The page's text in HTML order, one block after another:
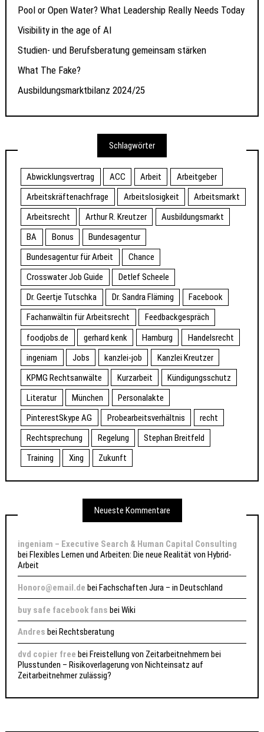
Pool or Open Water? What Leadership Really Needs Today
Visibility in the age of AI
Studien- und Berufsberatung gemeinsam stärken
What The Fake?
Ausbildungsmarktbilanz 2024/25
Schlagwörter
Abwicklungsvertrag ACC Arbeit
Arbeitgeber
Arbeitskräftenachfrage
Arbeitslosigkeit
Arbeitsmarkt
Arbeitsrecht
Arthur R. Kreutzer
Ausbildungsmarkt
BA
Bonus
Bundesagentur
Bundesagentur für Arbeit
Chance
Crosswater Job Guide
Detlef Scheele
Dr. Geertje Tutschka
Dr. Sandra Fläming
Facebook
Fachanwältin für Arbeitsrecht
Feedbackgespräch
foodjobs.de
gerhard kenk Hamburg
Handelsrecht
ingeniam
Jobs kanzlei-job
Kanzlei Kreutzer
KPMG Rechtsanwälte
Kurzarbeit
Kündigungsschutz
Literatur
München
Personalakte
PinterestSkype AG
Probearbeitsverhältnis
recht
Rechtsprechung
Regelung
Stephan Breitfeld
Training
Xing Zukunft
Neueste Kommentare
ingeniam – Executive Search & Human Capital Consulting
beiFlexibles Lernen und Arbeiten: Die neue Realität von Hybrid-
Arbeit
Honoro@email.de beiFachschaften Jura – in Deutschland
buy safe facebook fans beiWiki
Andres beiRechtsberatung
dvd copier free beiFreistellung von Zeitarbeitnehmern bei
Plusstunden – Risikoverlagerung von Nichteinsatz auf
Zeitarbeitnehmer zulässig?